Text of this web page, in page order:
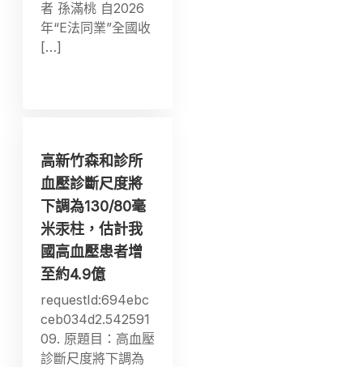
者 孫滿桃 自2026
年“E法同業”全國收
[…]
高新竹森和診所
血壓診斷尺度將
下調為130/80毫
米汞柱，估計我
國高血壓患者增
至約4.9億
requestId:694ebc
ceb034d2.542591
09. 原題目：高血壓
診斷尺度將下調為